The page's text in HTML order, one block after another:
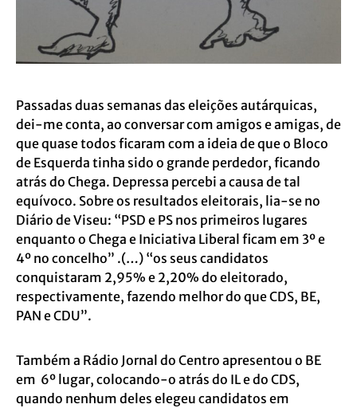
Passadas duas semanas das eleições autárquicas,
dei-me conta, ao conversar com amigos e amigas, de
que quase todos ficaram com a ideia de que o Bloco
de Esquerda tinha sido o grande perdedor, ficando
atrás do Chega. Depressa percebi a causa de tal
equívoco. Sobre os resultados eleitorais, lia-se no
Diário de Viseu: “PSD e PS nos primeiros lugares
enquanto o Chega e Iniciativa Liberal ficam em 3º e
4º no concelho” .(…) “os seus candidatos
conquistaram 2,95% e 2,20% do eleitorado,
respectivamente, fazendo melhor do que CDS, BE,
PAN e CDU”.
Também a Rádio Jornal do Centro apresentou o BE
em 6º lugar, colocando-o atrás do IL e do CDS,
quando nenhum deles elegeu candidatos em